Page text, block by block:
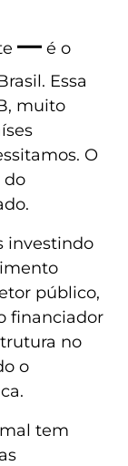
— é o
Essa
muito
O
do
investindo
público,
financiador
no
o
tem